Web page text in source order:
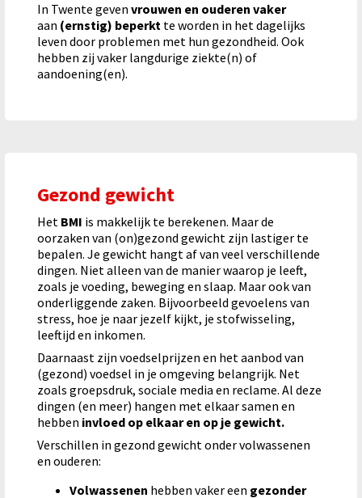
In Twente geven vrouwen en ouderen vaker
aan (ernstig) beperkt te worden in het dagelijks
leven door problemen met hun gezondheid. Ook
hebben zij vaker langdurige ziekte(n) of
aandoening(en).
Gezond gewicht
Het BMI is makkelijk te berekenen. Maar de
oorzaken van (on)gezond gewicht zijn lastiger te
bepalen. Je gewicht hangt af van veel verschillende
dingen. Niet alleen van de manier waarop je leeft,
zoals je voeding, beweging en slaap. Maar ook van
onderliggende zaken. Bijvoorbeeld gevoelens van
stress, hoe je naar jezelf kijkt, je stofwisseling,
leeftijd en inkomen.
Daarnaast zijn voedselprijzen en het aanbod van
(gezond) voedsel in je omgeving belangrijk. Net
zoals groepsdruk, sociale media en reclame. Al deze
dingen (en meer) hangen met elkaar samen en
hebben invloed op elkaar en op je gewicht.
Verschillen in gezond gewicht onder volwassenen
en ouderen:
Volwassenen hebben vaker een gezonder